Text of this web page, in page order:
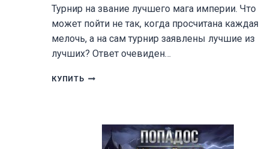
Турнир на звание лучшего мага империи. Что
может пойти не так, когда просчитана каждая
мелочь, а на сам турнир заявлены лучшие из
лучших? Ответ очевиден…
КУПИТЬ СМЕРТНИК
КНИГА